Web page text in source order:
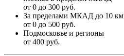
от 0 до 300 руб.
За пределами МКАД до 10 км
от 0 до 500 руб.
Подмосковье и регионы
от 400 руб.